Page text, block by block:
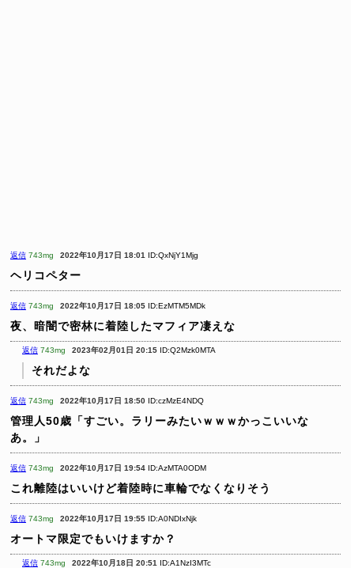
返信 743mg 2022年10月17日 18:01 ID:QxNjY1Mjg
ヘリコペター
返信 743mg 2022年10月17日 18:05 ID:EzMTM5MDk
夜、暗闇で密林に着陸したマフィア凄えな
返信 743mg 2023年02月01日 20:15 ID:Q2Mzk0MTA
それだよな
返信 743mg 2022年10月17日 18:50 ID:czMzE4NDQ
管理人50歳「すごい。ラリーみたいｗｗｗかっこいいな
あ。」
返信 743mg 2022年10月17日 19:54 ID:AzMTA0ODM
これ離陸はいいけど着陸時に車輪でなくなりそう
返信 743mg 2022年10月17日 19:55 ID:A0NDIxNjk
オートマ限定でもいけますか？
返信 743mg 2022年10月18日 20:51 ID:A1NzI3MTc